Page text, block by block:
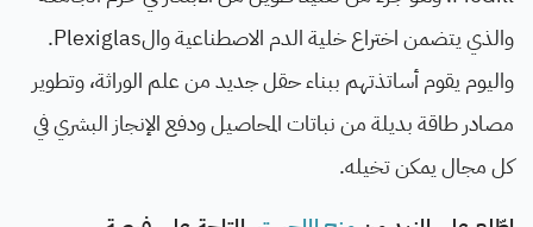
والذي يتضمن اختراع خلية الدم الاصطناعية والPlexiglas.
واليوم يقوم أساتذتهم ببناء حقل جديد من علم الوراثة، وتطوير
مصادر طاقة بديلة من نباتات المحاصيل ودفع الإنجاز البشري في
كل مجال يمكن تخيله.